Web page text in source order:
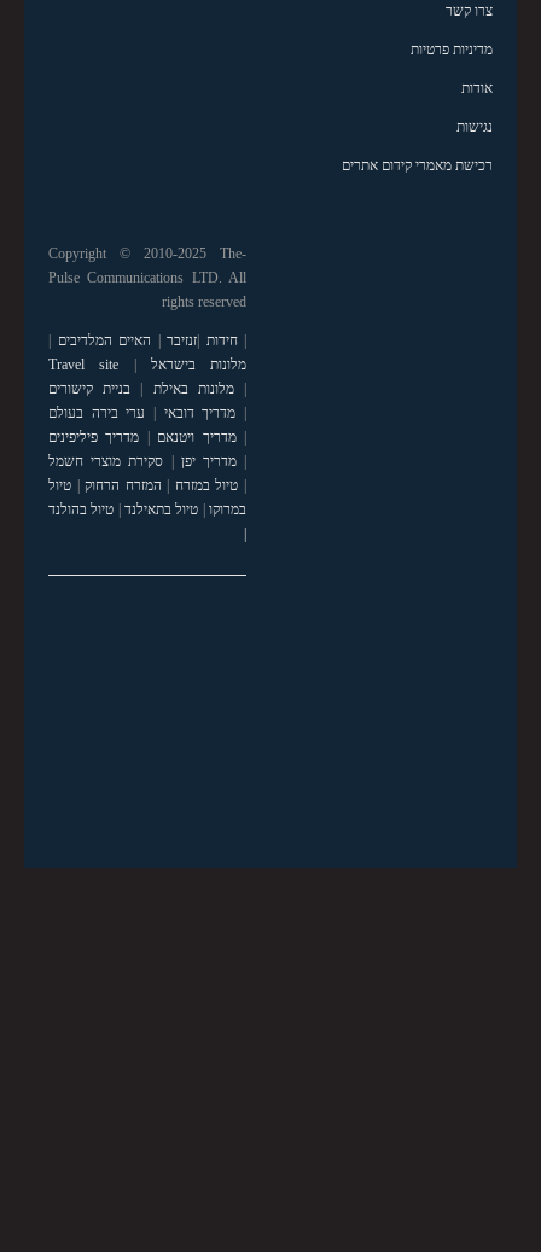
צרו קשר
מדיניות פרטיות
אודות
נגישות
רכישת מאמרי קידום אתרים
Copyright © 2010-2025 The-
Pulse Communications LTD. All
rights reserved
|חידות |זנזיבר | האיים המלדיבים |
מלונות בישראל |
Travel site
|מלונות באילת | בניית קישורים
| מדריך דובאי | ערי בירה בעולם
|מדריך ויטנאם | מדריך פיליפינים
|מדריך יפן | סקירת מוצרי חשמל
| טיול במזרח | המזרח הרחוק| טיול
במרוקו| טיול בתאילנד| טיול בהולנד
|